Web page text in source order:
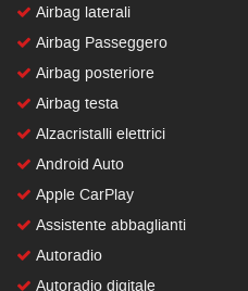
Airbag laterali
Airbag Passeggero
Airbag posteriore
Airbag testa
Alzacristalli elettrici
Android Auto
Apple CarPlay
Assistente abbaglianti
Autoradio
Autoradio digitale